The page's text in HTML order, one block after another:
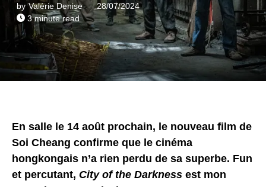
by Valérie Denise
28/07/2024
3 minute read
En salle le 14 août prochain, le nouveau film de
Soi Cheang confirme que le cinéma
hongkongais n’a rien perdu de sa superbe. Fun
et percutant, City of the Darkness est mon